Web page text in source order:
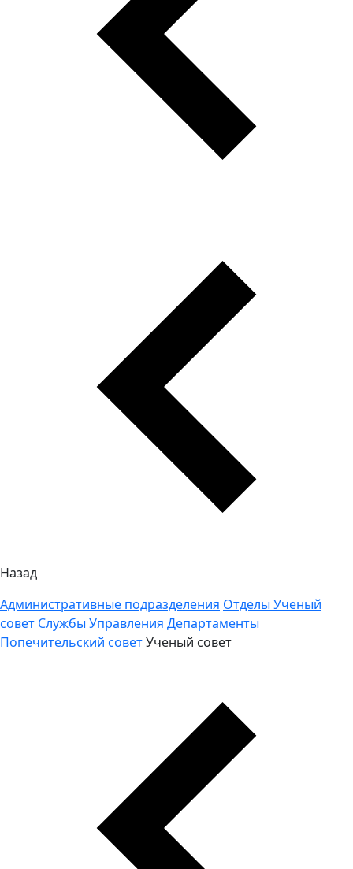
Назад
Административные подразделения Отделы Ученый
совет Службы Управления Департаменты
Попечительский советУченый совет